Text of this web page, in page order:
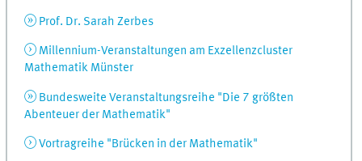
Prof. Dr. Sarah Zerbes
Millennium-Veranstaltungen am Exzellenzcluster
Mathematik Münster
Bundesweite Veranstaltungsreihe "Die 7 größten
Abenteuer der Mathematik"
Vortragreihe "Brücken in der Mathematik"